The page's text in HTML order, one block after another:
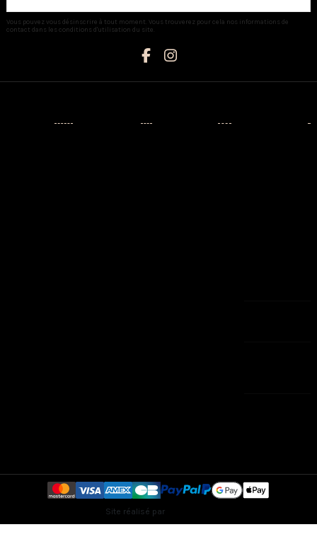
Vous pouvez vous désinscrire à tout moment. Vous trouverez pour cela nos informations de
contact dans les conditions d'utilisation du site.
Site réalisé par